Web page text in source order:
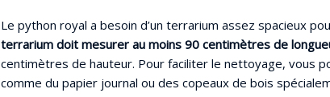
Le python royal a besoin d’un terrarium assez spacieux
terrarium doit mesurer au moins 90 centimètres de
centimètres de hauteur. Pour faciliter le nettoyage, vous
comme du papier journal ou des copeaux de bois